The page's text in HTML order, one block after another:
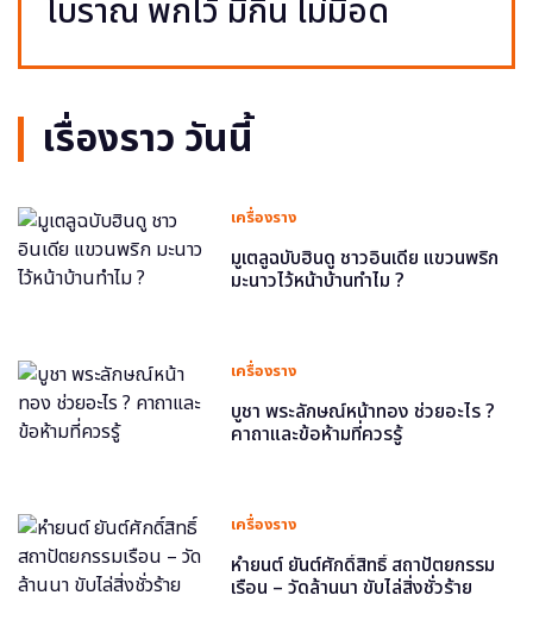
โบราณ พกไว้ มีกิน ไม่มีอด
เรื่องราว วันนี้
เครื่องราง
มูเตลูฉบับฮินดู ชาวอินเดีย แขวนพริก
มะนาวไว้หน้าบ้านทำไม ?
เครื่องราง
บูชา พระลักษณ์หน้าทอง ช่วยอะไร ?
คาถาและข้อห้ามที่ควรรู้
เครื่องราง
หำยนต์ ยันต์ศักดิ์สิทธิ์ สถาปัตยกรรม
เรือน – วัดล้านนา ขับไล่สิ่งชั่วร้าย